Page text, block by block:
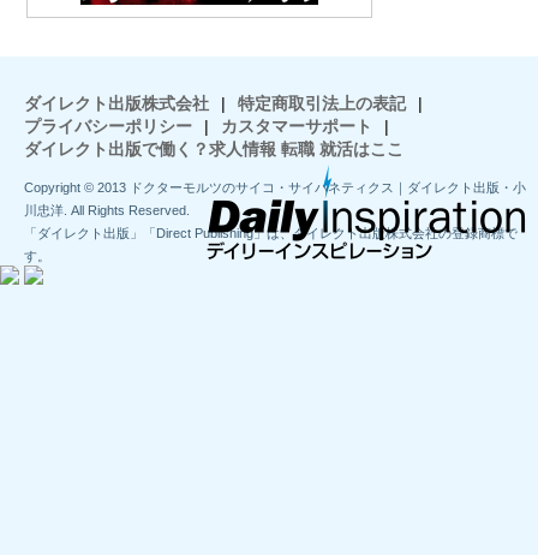
ダイレクト出版株式会社 | 特定商取引法上の表記
|
プライバシーポリシー
| カスタマーサポート
|
ダイレクト出版で働く？求人情報 転職 就活はここ
Copyright © 2013 ドクターモルツのサイコ・サイバネティクス｜ダイレクト出版・小
川忠洋. All Rights Reserved.
「ダイレクト出版」「Direct Publishing」は、ダイレクト出版株式会社の登録商標で
す。